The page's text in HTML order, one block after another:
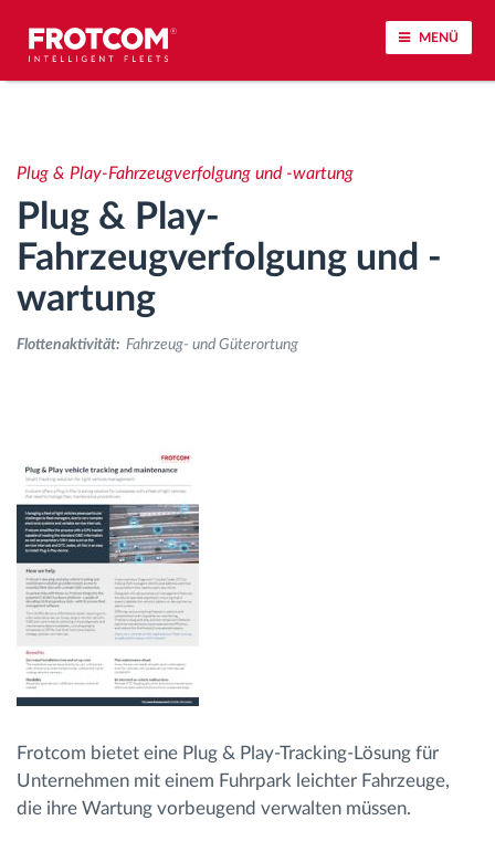
MENÜ
Driving behavior analysis
Driving times monitoring
Workforce management
Fuel management
Route planning and monitoring
Automatic driver identification
Entdecken Sie alle Funktionen
How we solve each fleet activity needs
Plug & Play-Fahrzeugverfolgung und -wartung
Plug & Play-
Fahrzeugverfolgung und -
wartung
Flottenaktivität: Fahrzeug- und Güterortung
Frotcom bietet eine Plug & Play-Tracking-Lösung für
Unternehmen mit einem Fuhrpark leichter Fahrzeuge,
die ihre Wartung vorbeugend verwalten müssen.